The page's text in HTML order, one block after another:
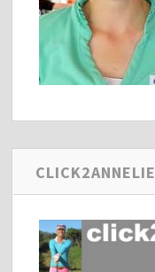
CLICK2ANNELIE